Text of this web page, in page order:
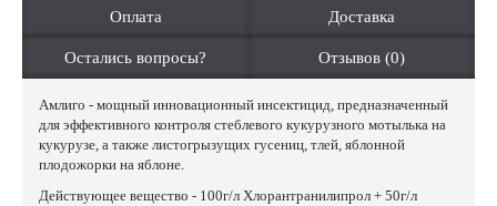
Оплата Доставка
Остались вопросы? Отзывов (0)
Амлиго - мощный инновационный инсектицид, предназначенный
для эффективного контроля стеблевого кукурузного мотылька на
кукурузе, а также листогрызущих гусениц, тлей, яблонной
плодожорки на яблоне.
Действующее вещество - 100г/л Хлорантранилипрол + 50г/л